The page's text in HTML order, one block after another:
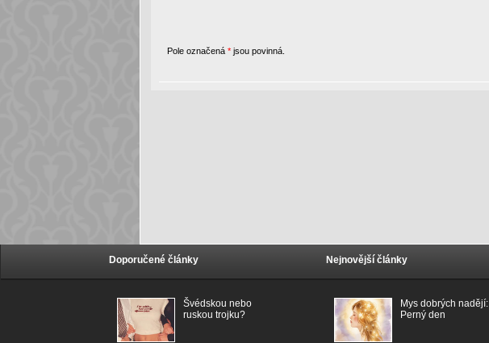
Pole označená *jsou povinná.
Doporučené články
Švédskou nebo
ruskou trojku?
Nejnovější články
Mys dobrých nadějí:
Perný den